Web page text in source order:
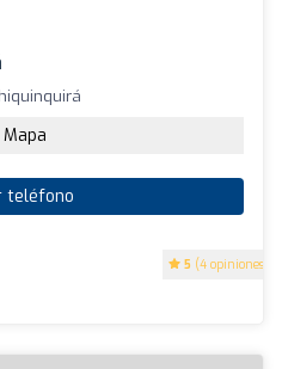
5 (4 opiniones)
Mapa
teléfono